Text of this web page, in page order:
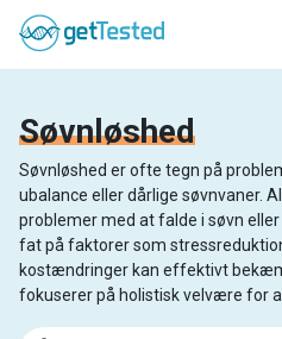
Søvnløshed
Søvnløshed er ofte tegn på
ubalance eller dårlige søvnvaner.
problemer med at falde i søvn
fat på faktorer som
kostændringer kan effektivt
fokuserer på holistisk velvære for